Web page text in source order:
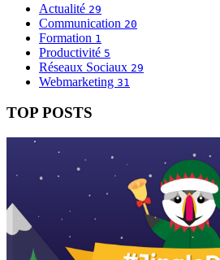
Actualité 29
Communication 20
Formation 1
Productivité 5
Réseaux Sociaux 29
Webmarketing 31
TOP POSTS